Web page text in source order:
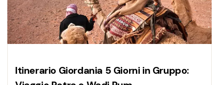
Itinerario Giordania 5 Giorni in Gruppo: